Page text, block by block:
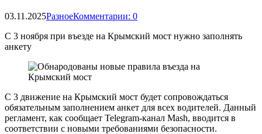
03.11.2025РазноеКомментарии: 0
С 3 ноября при въезде на Крымский мост нужно заполнять
анкету
С 3 движение на Крымский мост будет сопровождаться
обязательным заполнением анкет для всех водителей. Данный
регламент, как сообщает Telegram-канал Mash, вводится в
соответствии с новыми требованиями безопасности.